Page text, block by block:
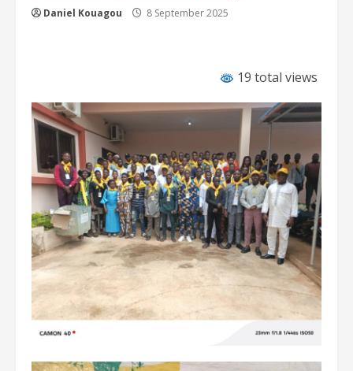
Daniel Kouagou 8 September 2025
19 total views